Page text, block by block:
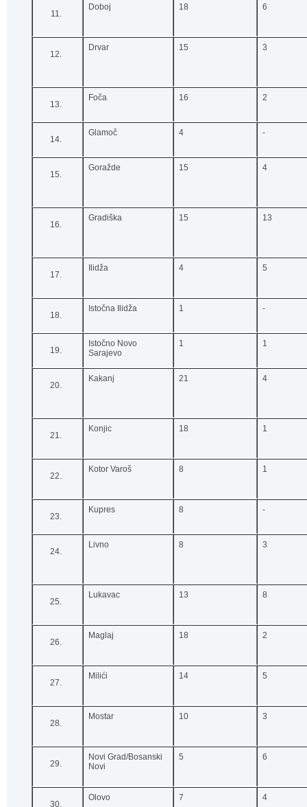
Doboj 18 6
Drvar 15 3
Foča 16 2
Glamoč 4 -
Goražde 15 4
Gradiška 15 13
Ilidža 4 5
Istočna Ilidža 1 -
Istočno Novo
Sarajevo
1 1
Kakanj 21 4
Konjic 18 1
Kotor Varoš 8 1
Kupres 8 -
Livno 8 3
Lukavac 13 8
Maglaj 18 2
Milići 14 5
Mostar 10 3
Novi Grad/Bosanski
Novi
5 6
Olovo 7 4